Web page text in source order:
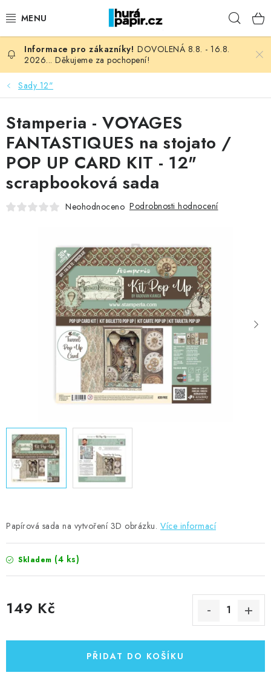
na
NOVINKY
HURÁ DÍLNA
VŠECHNO ZBOŽÍ
KNIHAŘSKÝ MATERIÁL
KURZY NATY LYSAK
OBLÍBENÉ ♥️
MOJE OBJEDNÁVKA
Kontakty Moje objednávka
Oblíbené ♥️
Hodnocení obchodu
Obchodní podmínky
Podmínky ochrany osobních údajů
Ověřování recenzí
Jak nakupovat
DOVOLENÁ 8.8. - 16.8.
2026... Děkujeme za pochopení!
Sady 12"
Papírová sada na vytvoření 3D obrázku. Více informací
Skladem (4 ks)
149 Kč
PŘIDAT DO KOŠÍKU
Stamperia - VOYAGES
FANTASTIQUES na stojato /
POP UP CARD KIT - 12"
scrapbooková sada
Neohodnoceno Podrobnosti hodnocení